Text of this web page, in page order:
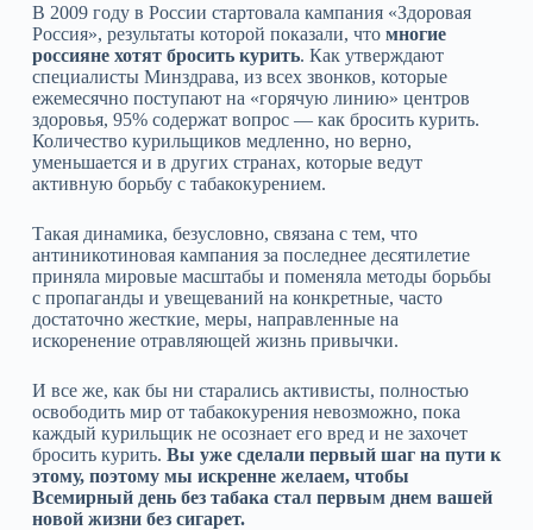
В 2009 году в России стартовала кампания «Здоровая
Россия», результаты которой показали, что многие
россияне хотят бросить курить. Как утверждают
специалисты Минздрава, из всех звонков, которые
ежемесячно поступают на «горячую линию» центров
здоровья, 95% содержат вопрос — как бросить курить.
Количество курильщиков медленно, но верно,
уменьшается и в других странах, которые ведут
активную борьбу с табакокурением.
Такая динамика, безусловно, связана с тем, что
антиникотиновая кампания за последнее десятилетие
приняла мировые масштабы и поменяла методы борьбы
с пропаганды и увещеваний на конкретные, часто
достаточно жесткие, меры, направленные на
искоренение отравляющей жизнь привычки.
И все же, как бы ни старались активисты, полностью
освободить мир от табакокурения невозможно, пока
каждый курильщик не осознает его вред и не захочет
бросить курить. Вы уже сделали первый шаг на пути к
этому, поэтому мы искренне желаем, чтобы
Всемирный день без табака стал первым днем вашей
новой жизни без сигарет.